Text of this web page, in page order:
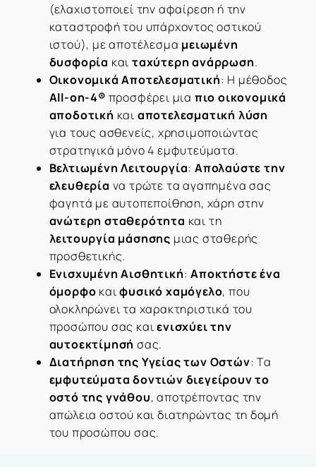
(ελαχιστοποιεί την αφαίρεση ή την
καταστροφή του υπάρχοντος οστικού
ιστού), με αποτέλεσμα μειωμένη
δυσφορία και ταχύτερη ανάρρωση.
Οικονομικά Αποτελεσματική: Η μέθοδος
All-on-4® προσφέρει μια πιο οικονομικά
αποδοτική και αποτελεσματική λύση
για τους ασθενείς, χρησιμοποιώντας
στρατηγικά μόνο 4 εμφυτεύματα.
Βελτιωμένη Λειτουργία: Απολαύστε την
ελευθερία να τρώτε τα αγαπημένα σας
φαγητά με αυτοπεποίθηση, χάρη στην
ανώτερη σταθερότητα και τη
λειτουργία μάσησης μιας σταθερής
προσθετικής.
Ενισχυμένη Αισθητική:Αποκτήστε ένα
όμορφο καιφυσικό χαμόγελο, που
ολοκληρώνει τα χαρακτηριστικά του
προσώπου σας καιενισχύει την
αυτοεκτίμησή σας.
Διατήρηση της Υγείας των Οστών: Τα
εμφυτεύματα δοντιών διεγείρουν το
οστό της γνάθου, αποτρέποντας την
απώλεια οστού και διατηρώντας τη δομή
του προσώπου σας.